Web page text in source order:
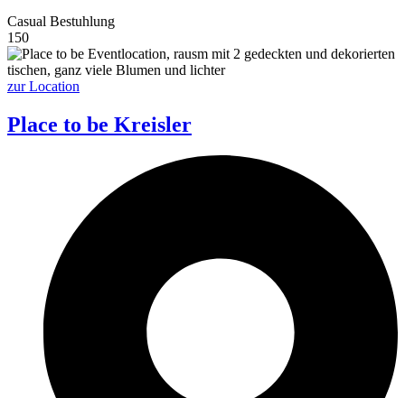
Casual Bestuhlung
150
zur Location
Place to be Kreisler